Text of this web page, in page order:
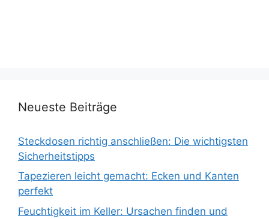
Neueste Beiträge
Steckdosen richtig anschließen: Die wichtigsten
Sicherheitstipps
Tapezieren leicht gemacht: Ecken und Kanten
perfekt
Feuchtigkeit im Keller: Ursachen finden und